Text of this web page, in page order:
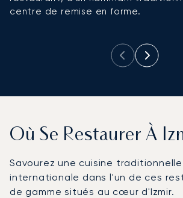
centre de remise en forme.
Où Se Restaurer À
Savourez une cuisine
internationale dans l'un de ces
de gamme situés au cœur d'Izmir.